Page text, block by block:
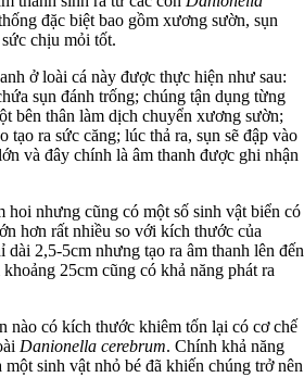
đặc biệt bao gồm xương sườn, sụn
chịu mỏi tốt.
ở loài cá này được thực hiện như sau:
sụn đánh trống; chúng tận dụng từng
bên thân làm dịch chuyển xương sườn;
tạo ra sức căng; lúc thả ra, sụn sẽ đập vào
và đây chính là âm thanh được ghi nhận
hoi nhưng cũng có một số sinh vật biển có
hơn rất nhiều so với kích thước của
2,5-5cm nhưng tạo ra âm thanh lên đến
25cm cũng có khả năng phát ra
nào có kích thước khiêm tốn lại có cơ chế
Danionella cerebrum. Chính khả năng
sinh vật nhỏ bé đã khiến chúng trở nên